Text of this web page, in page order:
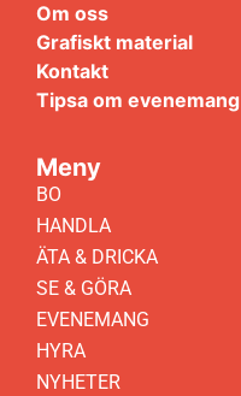
Om oss
Grafiskt material
Kontakt
Tipsa om evenemang
Meny
BO
HANDLA
ÄTA & DRICKA
SE & GÖRA
EVENEMANG
HYRA
NYHETER